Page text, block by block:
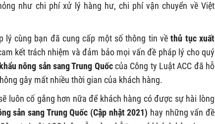
như chi phí xử lý hàng hư, chi phí vận chuyển về Việt
cùng bạn đã cung cấp một số thông tin vềthủ tục xuất
kết trách nhiệm và đảm bảo mọi vấn đề pháp lý cho quý
nông sản sang Trung Quốccủa Công ty Luật ACC đã hỗ
gây mất nhiều thời gian của khách hàng.
cố gắng hơn nữa để khách hàng có được sự hài lòng
sản sang Trung Quốc (Cập nhật 2021) hay những vấn đề